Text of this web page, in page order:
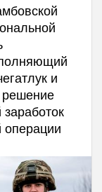
и
решение